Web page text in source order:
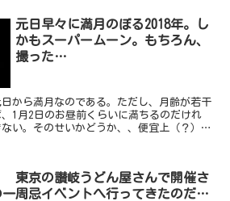
元日早々に満月のぼる2018年。し
かもスーパームーン。もちろん、
撮った…
から満月なのである。ただし、月齢が若干
1月2日のお昼前くらいに満ちるのだけれ
い。そのせいかどうか、、便宜上（？）1
東京の讃岐うどん屋さんで開催さ
一周忌イベントへ行ってきたのだ…